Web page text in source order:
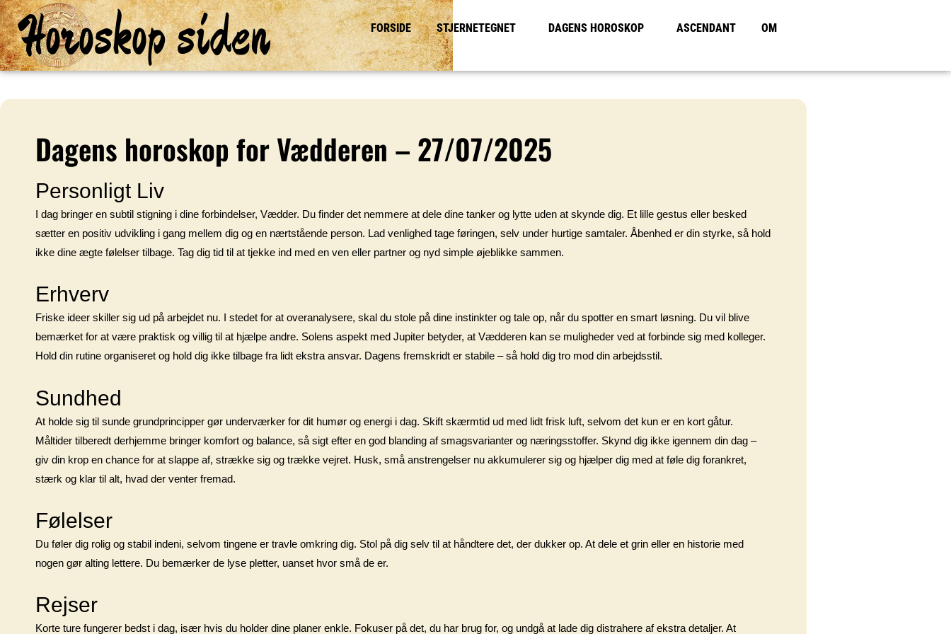
Horoskop siden FORSIDE STJERNETEGNET DAGENS HOROSKOP ASCENDANT OM
Dagens horoskop for Vædderen – 27/07/2025
Personligt Liv
I dag bringer en subtil stigning i dine forbindelser, Vædder. Du finder det nemmere at dele dine tanker og lytte uden at skynde dig. Et lille gestus eller besked
sætter en positiv udvikling i gang mellem dig og en nærtstående person. Lad venlighed tage føringen, selv under hurtige samtaler. Åbenhed er din styrke, så hold
ikke dine ægte følelser tilbage. Tag dig tid til at tjekke ind med en ven eller partner og nyd simple øjeblikke sammen.
Erhverv
Friske ideer skiller sig ud på arbejdet nu. I stedet for at overanalysere, skal du stole på dine instinkter og tale op, når du spotter en smart løsning. Du vil blive
bemærket for at være praktisk og villig til at hjælpe andre. Solens aspekt med Jupiter betyder, at Vædderen kan se muligheder ved at forbinde sig med kolleger.
Hold din rutine organiseret og hold dig ikke tilbage fra lidt ekstra ansvar. Dagens fremskridt er stabile – så hold dig tro mod din arbejdsstil.
Sundhed
At holde sig til sunde grundprincipper gør underværker for dit humør og energi i dag. Skift skærmtid ud med lidt frisk luft, selvom det kun er en kort gåtur.
Måltider tilberedt derhjemme bringer komfort og balance, så sigt efter en god blanding af smagsvarianter og næringsstoffer. Skynd dig ikke igennem din dag –
giv din krop en chance for at slappe af, strække sig og trække vejret. Husk, små anstrengelser nu akkumulerer sig og hjælper dig med at føle dig forankret,
stærk og klar til alt, hvad der venter fremad.
Følelser
Du føler dig rolig og stabil indeni, selvom tingene er travle omkring dig. Stol på dig selv til at håndtere det, der dukker op. At dele et grin eller en historie med
nogen gør alting lettere. Du bemærker de lyse pletter, uanset hvor små de er.
Rejser
Korte ture fungerer bedst i dag, især hvis du holder dine planer enkle. Fokuser på det, du har brug for, og undgå at lade dig distrahere af ekstra detaljer. At